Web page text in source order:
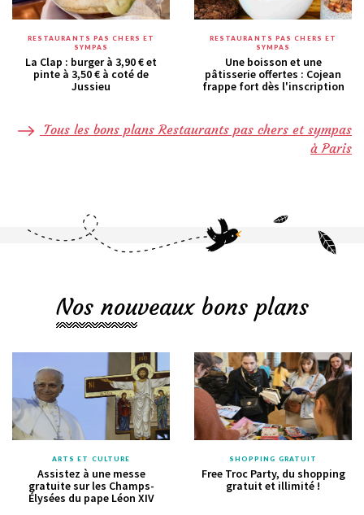
RESTAURANTS PAS CHERS ET
SYMPAS
La Clap : burger à 3,90 € et
pinte à 3,50 € à coté de
Jussieu
RESTAURANTS PAS CHERS ET
SYMPAS
Une boisson et une
pâtisserie offertes : Cojean
frappe fort dès l'inscription
Tous les bons plans Restaurants pas chers et sympas
à Paris
Nos nouveaux bons plans
ARTS ET CULTURE
Assistez à une messe
gratuite sur les Champs-
Élysées du pape Léon XIV
SHOPPING GRATUIT
Free Troc Party, du shopping
gratuit et illimité !